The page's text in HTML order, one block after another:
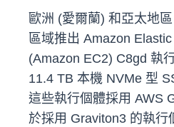
歐洲 (愛爾蘭) 和亞太地
區域推出 Amazon
(Amazon EC2) C8gd 執
11.4 TB 本機 NVMe 型
這些執行個體採用 AWS
於採用 Graviton3 的執行